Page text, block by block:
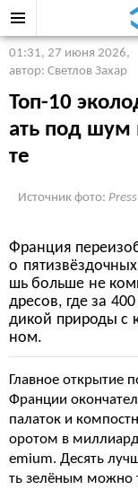
01:31, 27 июня 2026,
автор: Светлов Захар
Топ-10
ать под шум
те
Источник фото:
Франция
о
шь больше не
дресов, где за
дикой природы с
ном.
Главное открытие
Франции
палаток и
оротом в
emium. Десять
ть зелёным можно